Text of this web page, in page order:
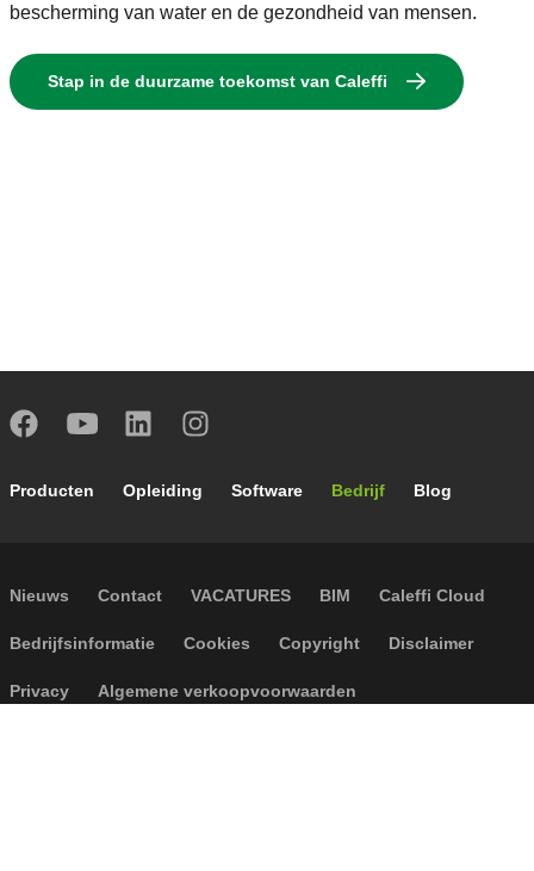
bescherming van water en de gezondheid van mensen.
Stap in de duurzame toekomst van Caleffi
Footer main navigation
Producten Opleiding Software Bedrijf Blog
Footer secondary navigation
Nieuws Contact VACATURES BIM Caleffi Cloud
Footer menu
Bedrijfsinformatie Cookies Copyright Disclaimer
Privacy Algemene verkoopvoorwaarden